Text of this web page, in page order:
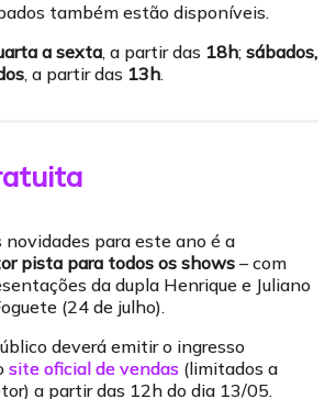
também estão disponíveis.
a sexta, a partir das 18h; sábados,
, a partir das 13h.
novidades para este ano é a
pista para todos os shows – com
da dupla Henrique e Juliano
(24 de julho).
deverá emitir o ingresso
site oficial de vendas (limitados a
a partir das 12h do dia 13/05.